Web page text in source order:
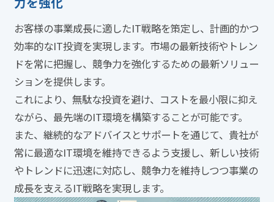
お客様の事業成長に適したIT戦略を策定し、計画的かつ
効率的なIT投資を実現します。市場の最新技術やトレン
ドを常に把握し、競争力を強化するための最新ソリュー
ションを提供します。
これにより、無駄な投資を避け、コストを最小限に抑え
ながら、最先端のIT環境を構築することが可能です。
また、継続的なアドバイスとサポートを通じて、貴社が
常に最適なIT環境を維持できるよう支援し、新しい技術
やトレンドに迅速に対応し、競争力を維持しつつ事業の
成長を支えるIT戦略を実現します。